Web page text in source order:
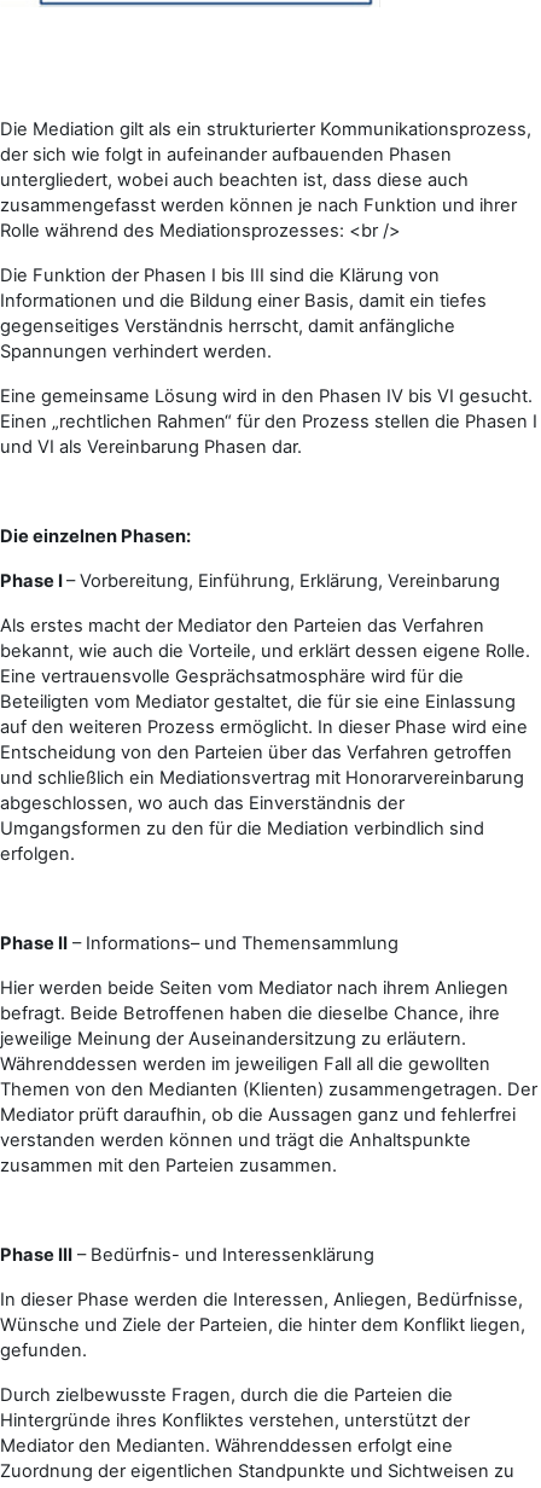
Die Mediation gilt als ein strukturierter Kommunikationsprozess,
der sich wie folgt in aufeinander aufbauenden Phasen
untergliedert, wobei auch beachten ist, dass diese auch
zusammengefasst werden können je nach Funktion und ihrer
Rolle während des Mediationsprozesses: <br />
Die Funktion der Phasen I bis III sind die Klärung von
Informationen und die Bildung einer Basis, damit ein tiefes
gegenseitiges Verständnis herrscht, damit anfängliche
Spannungen verhindert werden.
Eine gemeinsame Lösung wird in den Phasen IV bis VI gesucht.
Einen „rechtlichen Rahmen“ für den Prozess stellen die Phasen I
und VI als Vereinbarung Phasen dar.
Die einzelnen Phasen:
Phase I– Vorbereitung, Einführung, Erklärung, Vereinbarung
Als erstes macht der Mediator den Parteien das Verfahren
bekannt, wie auch die Vorteile, und erklärt dessen eigene Rolle.
Eine vertrauensvolle Gesprächsatmosphäre wird für die
Beteiligten vom Mediator gestaltet, die für sie eine Einlassung
auf den weiteren Prozess ermöglicht. In dieser Phase wird eine
Entscheidung von den Parteien über das Verfahren getroffen
und schließlich ein Mediationsvertrag mit Honorarvereinbarung
abgeschlossen, wo auch das Einverständnis der
Umgangsformen zu den für die Mediation verbindlich sind
erfolgen.
Phase II – Informations– und Themensammlung
Hier werden beide Seiten vom Mediator nach ihrem Anliegen
befragt. Beide Betroffenen haben die dieselbe Chance, ihre
jeweilige Meinung der Auseinandersitzung zu erläutern.
Währenddessen werden im jeweiligen Fall all die gewollten
Themen von den Medianten (Klienten) zusammengetragen. Der
Mediator prüft daraufhin, ob die Aussagen ganz und fehlerfrei
verstanden werden können und trägt die Anhaltspunkte
zusammen mit den Parteien zusammen.
Phase III – Bedürfnis- und Interessenklärung
In dieser Phase werden die Interessen, Anliegen, Bedürfnisse,
Wünsche und Ziele der Parteien, die hinter dem Konflikt liegen,
gefunden.
Durch zielbewusste Fragen, durch die die Parteien die
Hintergründe ihres Konfliktes verstehen, unterstützt der
Mediator den Medianten. Währenddessen erfolgt eine
Zuordnung der eigentlichen Standpunkte und Sichtweisen zu